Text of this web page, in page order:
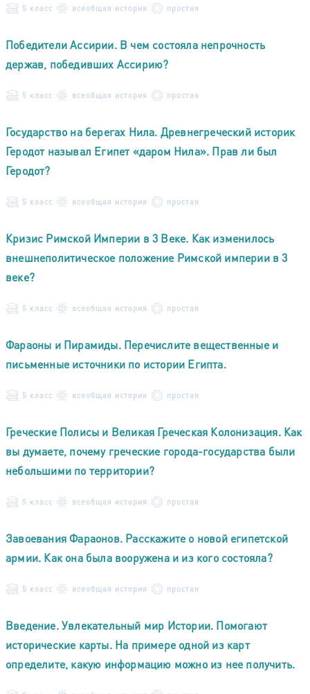
5 класс всеобщая история простая
Победители Ассирии. В чем состояла непрочность
держав, победивших Ассирию?
5 класс всеобщая история простая
Государство на берегах Нила. Древнегреческий историк
Геродот называл Египет «даром Нила». Прав ли был
Геродот?
5 класс всеобщая история простая
Кризис Римской Империи в 3 Веке. Как изменилось
внешнеполитическое положение Римской империи в 3
веке?
5 класс всеобщая история простая
Фараоны и Пирамиды. Перечислите вещественные и
письменные источники по истории Египта.
5 класс всеобщая история простая
Греческие Полисы и Великая Греческая Колонизация. Как
вы думаете, почему греческие города-государства были
небольшими по территории?
5 класс всеобщая история простая
Завоевания Фараонов. Расскажите о новой египетской
армии. Как она была вооружена и из кого состояла?
5 класс всеобщая история простая
Введение. Увлекательный мир Истории. Помогают
исторические карты. На примере одной из карт
определите, какую информацию можно из нее получить.